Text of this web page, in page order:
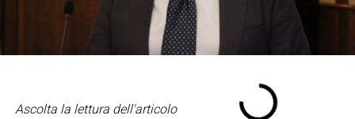
Ascolta la lettura dell'articolo